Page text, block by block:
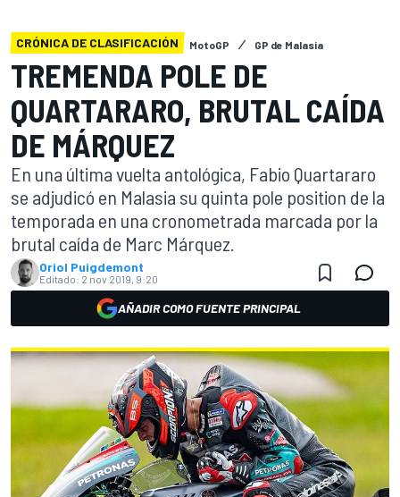
CRÓNICA DE CLASIFICACIÓN MotoGP GP de Malasia
TREMENDA POLE DE
QUARTARARO, BRUTAL CAÍDA
DE MÁRQUEZ
En una última vuelta antológica, Fabio Quartararo
se adjudicó en Malasia su quinta pole position de la
temporada en una cronometrada marcada por la
brutal caída de Marc Márquez.
Oriol Puigdemont
Editado: 2 nov 2019, 9:20
AÑADIR COMO FUENTE PRINCIPAL